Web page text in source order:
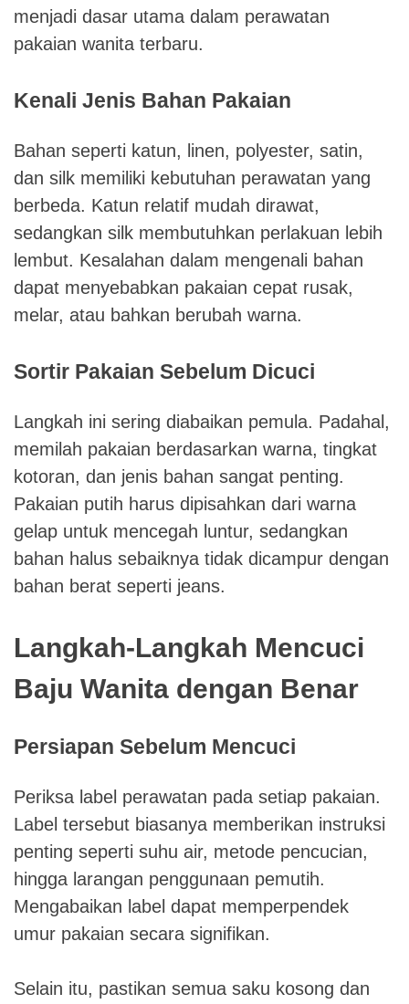
menjadi dasar utama dalam perawatan
pakaian wanita terbaru.
Kenali Jenis Bahan Pakaian
Bahan seperti katun, linen, polyester, satin,
dan silk memiliki kebutuhan perawatan yang
berbeda. Katun relatif mudah dirawat,
sedangkan silk membutuhkan perlakuan lebih
lembut. Kesalahan dalam mengenali bahan
dapat menyebabkan pakaian cepat rusak,
melar, atau bahkan berubah warna.
Sortir Pakaian Sebelum Dicuci
Langkah ini sering diabaikan pemula. Padahal,
memilah pakaian berdasarkan warna, tingkat
kotoran, dan jenis bahan sangat penting.
Pakaian putih harus dipisahkan dari warna
gelap untuk mencegah luntur, sedangkan
bahan halus sebaiknya tidak dicampur dengan
bahan berat seperti jeans.
Langkah-Langkah Mencuci
Baju Wanita dengan Benar
Persiapan Sebelum Mencuci
Periksa label perawatan pada setiap pakaian.
Label tersebut biasanya memberikan instruksi
penting seperti suhu air, metode pencucian,
hingga larangan penggunaan pemutih.
Mengabaikan label dapat memperpendek
umur pakaian secara signifikan.
Selain itu, pastikan semua saku kosong dan